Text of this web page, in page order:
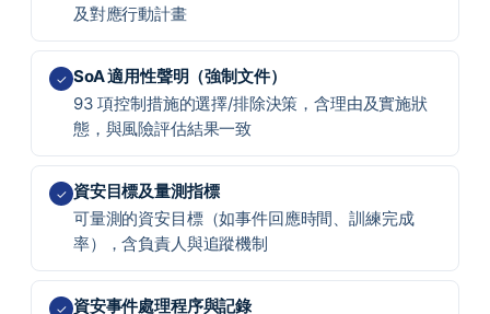
及對應行動計畫
✓ SoA 適用性聲明（強制文件）
93 項控制措施的選擇/排除決策，含理由及實施狀
態，與風險評估結果一致
✓ 資安目標及量測指標
可量測的資安目標（如事件回應時間、訓練完成
率），含負責人與追蹤機制
✓ 資安事件處理程序與記錄